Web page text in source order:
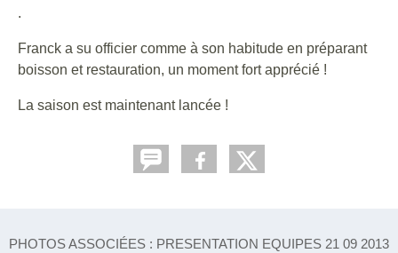
.
Franck a su officier comme à son habitude en préparant
boisson et restauration, un moment fort apprécié !
La saison est maintenant lancée !
PHOTOS ASSOCIÉES : PRESENTATION EQUIPES 21 09 2013